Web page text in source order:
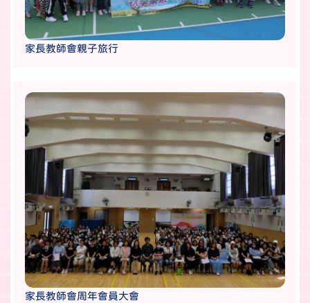
家長教師會親子旅行
家長教師會周年會員大會